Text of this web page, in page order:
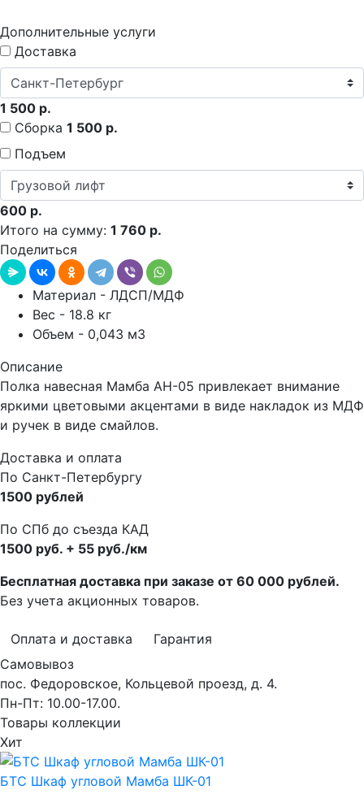
Дополнительные услуги
Доставка
1 500 р.
Сборка 1 500 р.
Подъем
600 р.
Итого на сумму: 1 760 р.
Поделиться
Материал - ЛДСП/МДФ
Вес - 18.8 кг
Объем - 0,043 м3
Описание
Полка навесная Мамба АН-05 привлекает внимание
яркими цветовыми акцентами в виде накладок из МДФ
и ручек в виде смайлов.
Доставка и оплата
По Санкт-Петербургу
1500 рублей
По СПб до съезда КАД
1500 руб. + 55 руб./км
Бесплатная доставка при заказе от 60 000 рублей.
Без учета акционных товаров.
Оплата и доставка
Гарантия
Самовывоз
пос. Федоровское, Кольцевой проезд, д. 4.
Пн-Пт: 10.00-17.00.
Товары коллекции
Хит
БТС Шкаф угловой Мамба ШК-01